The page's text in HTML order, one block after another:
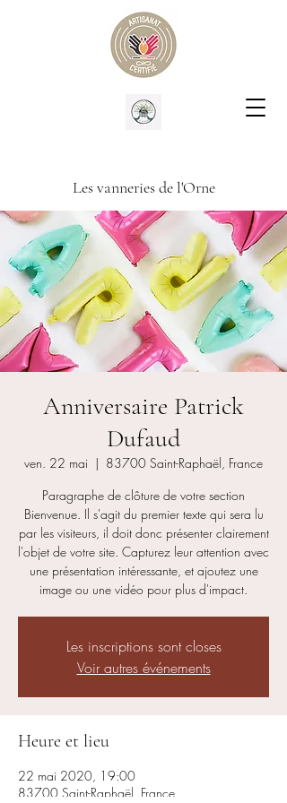
Les vanneries de l'Orne
Anniversaire Patrick
Dufaud
ven. 22 mai
  |
83700 Saint-Raphaël, France
Paragraphe de clôture de votre section
Bienvenue. Il s'agit du premier texte qui sera lu
par les visiteurs, il doit donc présenter clairement
l'objet de votre site. Capturez leur attention avec
une présentation intéressante, et ajoutez une
image ou une vidéo pour plus d'impact.
Les inscriptions sont closes
Voir autres événements
Heure et lieu
22 mai 2020, 19:00
83700 Saint-Raphaël, France